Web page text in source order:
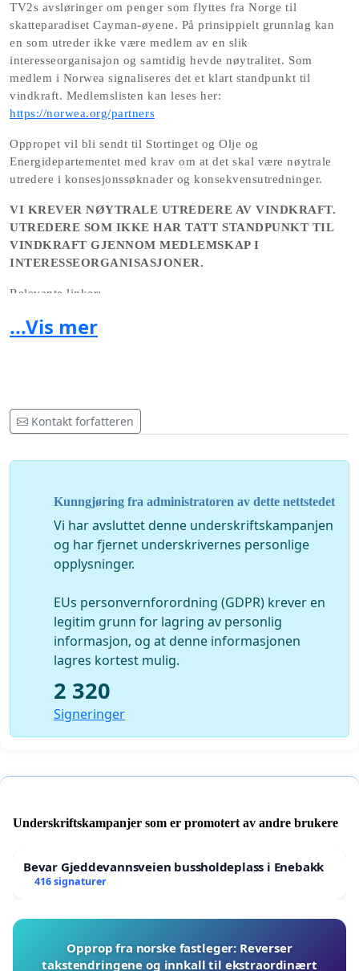
TV2s avsløringer om penger som flyttes fra Norge til
skatteparadiset Cayman-øyene. På prinsippielt grunnlag kan
en som utreder ikke være medlem av en slik
interesseorganisajon og samtidig hevde nøytralitet. Som
medlem i Norwea signaliseres det et klart standpunkt til
https://norwea.org/partners
Oppropet vil bli sendt til Stortinget og Olje og
Energidepartementet med krav om at det skal være nøytrale
utredere i konsesjonssøknader og konsekvensutredninger.
VI KREVER NØYTRALE UTREDERE AV VINDKRAFT.
UTREDERE SOM IKKE HAR TATT STANDPUNKT TIL
VINDKRAFT GJENNOM MEDLEMSKAP I
INTERESSEORGANISASJONER.
Relevante linker:
https://norwea.org/
...Vis mer
Kontakt forfatteren
Kunngjøring fra administratoren av dette nettstedet
Vi har avsluttet denne underskriftskampanjen
og har fjernet underskrivernes personlige
opplysninger.
EUs personvernforordning (GDPR) krever en
legitim grunn for lagring av personlig
informasjon, og at denne informasjonen
lagres kortest mulig.
2 320
Signeringer
Underskriftskampanjer som er promotert av andre brukere
Bevar Gjeddevannsveien bussholdeplass i Enebakk
416 signaturer
Opprop fra norske fastleger: Reverser
takstendringene og innkall til ekstraordinært